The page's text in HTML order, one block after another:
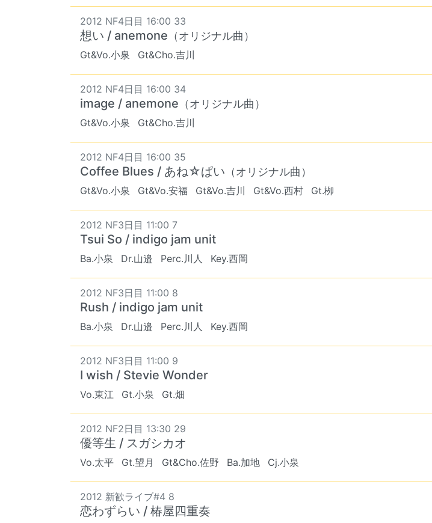
2012 NF4日目 16:00 33
想い / anemone （オリジナル曲）
Gt&Vo.小泉 Gt&Cho.吉川
2012 NF4日目 16:00 34
image / anemone （オリジナル曲）
Gt&Vo.小泉 Gt&Cho.吉川
2012 NF4日目 16:00 35
Coffee Blues / あね☆ぱい （オリジナル曲）
Gt&Vo.小泉 Gt&Vo.安福 Gt&Vo.吉川 Gt&Vo.西村 Gt.栁
2012 NF3日目 11:00 7
Tsui So / indigo jam unit
Ba.小泉 Dr.山邉 Perc.川人 Key.西岡
2012 NF3日目 11:00 8
Rush / indigo jam unit
Ba.小泉 Dr.山邉 Perc.川人 Key.西岡
2012 NF3日目 11:00 9
I wish / Stevie Wonder
Vo.東江 Gt.小泉 Gt.畑
2012 NF2日目 13:30 29
優等生 / スガシカオ
Vo.太平 Gt.望月 Gt&Cho.佐野 Ba.加地 Cj.小泉
2012 新歓ライブ#4 8
恋わずらい / 椿屋四重奏